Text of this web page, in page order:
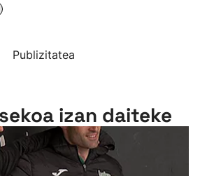
Publizitatea
izan daiteke